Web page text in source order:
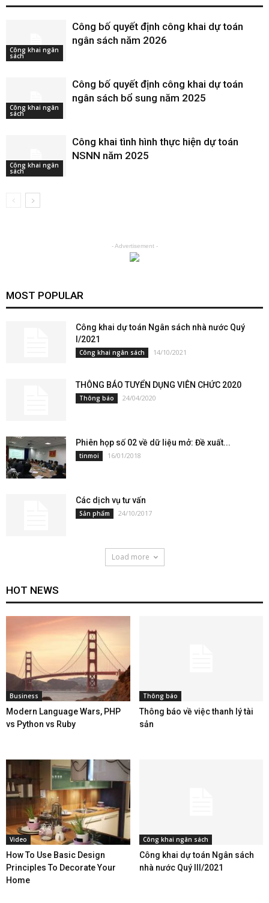
Công khai ngân
sách
Công bố quyết định công khai dự toán
ngân sách năm 2026
Công khai ngân
sách
Công bố quyết định công khai dự toán
ngân sách bổ sung năm 2025
Công khai ngân
sách
Công khai tình hình thực hiện dự toán
NSNN năm 2025
- Advertisement -
MOST POPULAR
Công khai dự toán Ngân sách nhà nước Quý
I/2021
Công khai ngân sách 14/10/2021
THÔNG BÁO TUYỂN DỤNG VIÊN CHỨC 2020
Thông báo 24/04/2020
Phiên họp số 02 về dữ liệu mở: Đề xuất...
tinmoi 16/01/2018
Các dịch vụ tư vấn
Sản phẩm 24/10/2017
Load more
HOT NEWS
Business
Modern Language Wars, PHP
vs Python vs Ruby
Thông báo
Thông báo về việc thanh lý tài
sản
Video
How To Use Basic Design
Principles To Decorate Your
Home
Công khai ngân sách
Công khai dự toán Ngân sách
nhà nước Quý III/2021